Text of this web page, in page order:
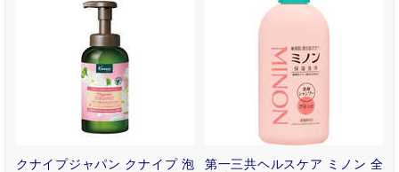
クナイプジャパン クナイプ 泡
第一三共ヘルスケア ミノン 全